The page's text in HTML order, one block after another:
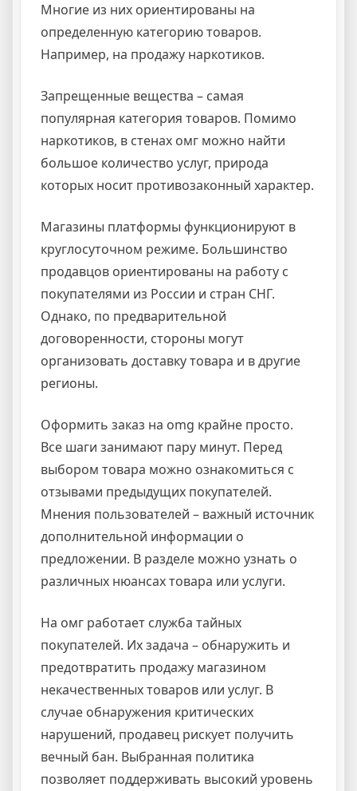
Многие из них ориентированы на
определенную категорию товаров.
Например, на продажу наркотиков.
Запрещенные вещества – самая
популярная категория товаров. Помимо
наркотиков, в стенах омг можно найти
большое количество услуг, природа
которых носит противозаконный характер.
Магазины платформы функционируют в
круглосуточном режиме. Большинство
продавцов ориентированы на работу с
покупателями из России и стран СНГ.
Однако, по предварительной
договоренности, стороны могут
организовать доставку товара и в другие
регионы.
Оформить заказ на omg крайне просто.
Все шаги занимают пару минут. Перед
выбором товара можно ознакомиться с
отзывами предыдущих покупателей.
Мнения пользователей – важный источник
дополнительной информации о
предложении. В разделе можно узнать о
различных нюансах товара или услуги.
На омг работает служба тайных
покупателей. Их задача – обнаружить и
предотвратить продажу магазином
некачественных товаров или услуг. В
случае обнаружения критических
нарушений, продавец рискует получить
вечный бан. Выбранная политика
позволяет поддерживать высокий уровень